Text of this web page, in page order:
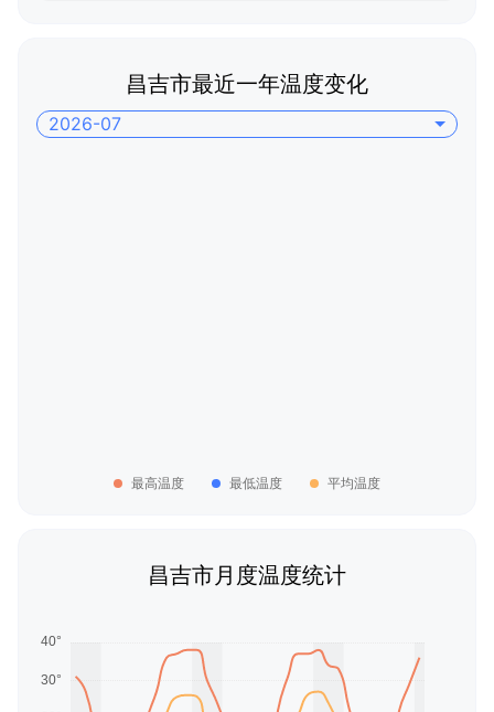
昌吉市最近一年温度变化
2026-07
最高温度 最低温度 平均温度
昌吉市月度温度统计